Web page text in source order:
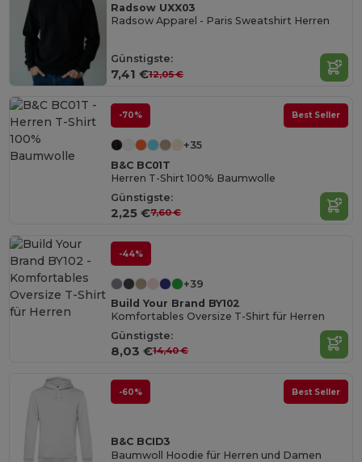
Radsow UXX03
Radsow Apparel - Paris Sweatshirt Herren
Günstigste:
7,41 €12,05 €
-70% Best Seller
+35
B&C BC01T
Herren T-Shirt 100% Baumwolle
Günstigste:
2,25 €7,60 €
-44%
+39
Build Your Brand BY102
Komfortables Oversize T-Shirt für Herren
Günstigste:
8,03 €14,40 €
-60% Best Seller
B&C BCID3
Baumwoll Hoodie für Herren und Damen